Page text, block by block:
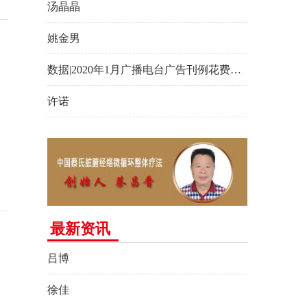
汤晶晶
姚金男
数据|2020年1月广播电台广告刊例花费与时
许诺
最新资讯
吕博
徐佳